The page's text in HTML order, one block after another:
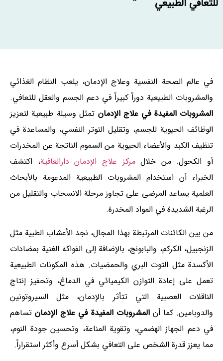
للتعافي الطبيعي
في عالم الصحة النفسية وعلاج الإدمان، يلعب النظام الغذائي
والمشروبات الطبيعية دوراً كبيراً في دعم الجسم والعقل للتعافي.
المشروبات المفيدة في علاج الإدمان تمثل وسيلة طبيعية لتعزيز
الوظائف الحيوية للجسم، وتقليل التوتر النفسي، والمساعدة في
تنظيف الكبد والأعضاء الحيوية من السموم الناتجة عن المخدرات
أو الكحول. من خلالمركز علاج الإدمان دارالعافية، اكتشف
الخبراء أن استخدام المشروبات الطبيعية المدعومة بالأبحاث
العلمية يساعد المرضى على تجاوز مرحلة الانسحاب والتقليل من
الرغبة الشديدة في المواد المخدرة.
من بين الكائنات المرتبطة بهذا المجال، نجد الأعشاب الطبية مثل
الزنجبيل، الكركم، والبابونج، بالإضافة إلى الفواكه الغنية بمضادات
الأكسدة مثل التوت البري والحمضيات. هذه المكونات الطبيعية
تعمل على إعادة التوازن الكيميائي في الدماغ، وتحفيز إنتاج
الناقلات العصبية التي تتأثر بالإدمان، مثل السيروتونين
والدوبامين. كما أنالمشروبات المفيدة في علاج الإدمانتساهم
في دعم الجهاز الهضمي، وتقوية المناعة، وتحسين جودة النوم،
مما يعزز قدرة الشخص على التعافي بشكل أسرع وأكثر استقراراً.